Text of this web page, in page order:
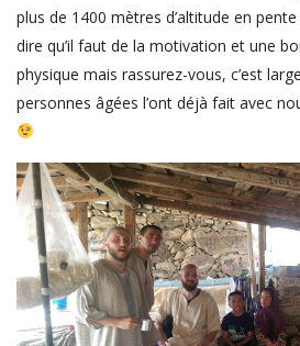
plus de 1400 mètres d’altitude en
dire qu’il faut de la motivation et une
physique mais rassurez-vous, c’est
personnes âgées l’ont déjà fait avec